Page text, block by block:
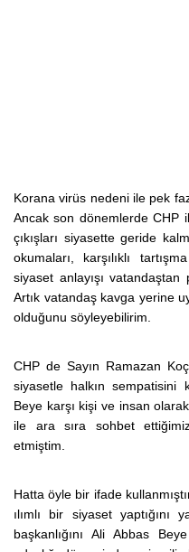
Korana virüs nedeni ile pek
Ancak son dönemlerde CHP
çıkışları siyasette geride
okumaları, karşılıklı
siyaset anlayışı
Artık vatandaş kavga yerine
olduğunu söyleyebilirim.
CHP de Sayın Ramazan
siyasetle halkın sempatisini
Beye karşı kişi ve insan
ile ara sıra sohbet
etmiştim.
Hatta öyle bir ifade
ılımlı bir siyaset yaptığını
başkanlığını Ali Abbas